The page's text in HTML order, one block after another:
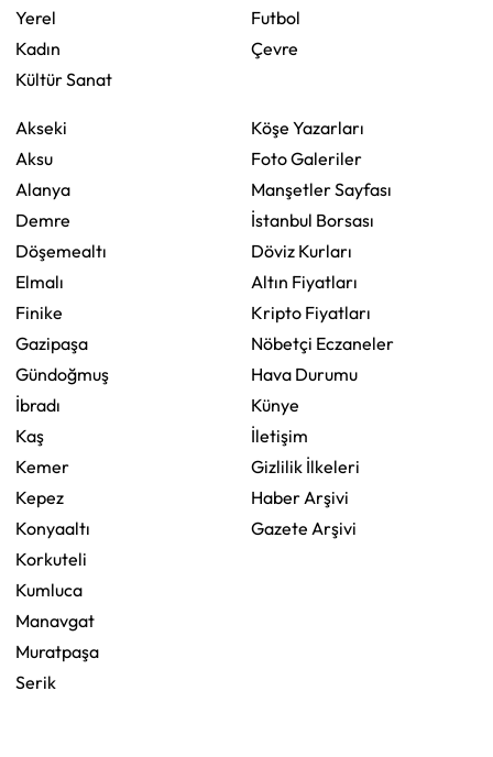
Yerel
Kadın
Kültür Sanat
Futbol
Çevre
Akseki
Aksu
Alanya
Demre
Döşemealtı
Elmalı
Finike
Gazipaşa
Gündoğmuş
İbradı
Kaş
Kemer
Kepez
Konyaaltı
Korkuteli
Kumluca
Manavgat
Muratpaşa
Serik
Köşe Yazarları
Foto Galeriler
Manşetler Sayfası
İstanbul Borsası
Döviz Kurları
Altın Fiyatları
Kripto Fiyatları
Nöbetçi Eczaneler
Hava Durumu
Künye
İletişim
Gizlilik İlkeleri
Haber Arşivi
Gazete Arşivi